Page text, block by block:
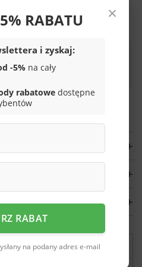
lub punktu
przy zamówieniu od 70,00 zł
Masz pytania?
×
RABATU
i zyskaj:
-5% na cały
rabatowe dostępne
RABAT
na podany adres e-mail